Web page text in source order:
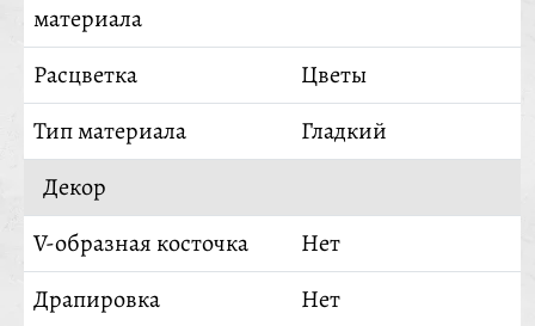
материала
Расцветка
Цветы
Тип материала
Гладкий
Декор
V-образная косточка
Нет
Драпировка
Нет